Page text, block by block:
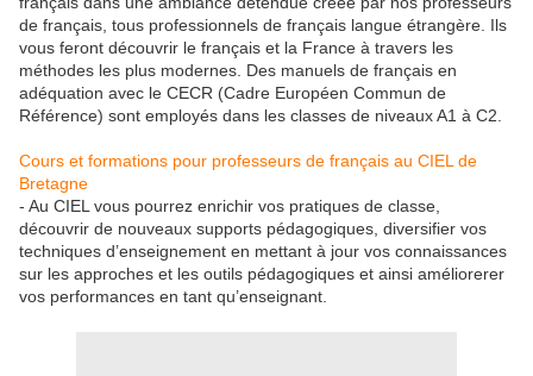
de français, tous professionnels de français langue étrangère. Ils
vous feront découvrir le français et la France à travers les
méthodes les plus modernes. Des manuels de français en
adéquation avec le CECR (Cadre Européen Commun de
Référence) sont employés dans les classes de niveaux A1 à C2.
Cours et formations pour professeurs de français au CIEL de
Bretagne
- Au CIEL vous pourrez enrichir vos pratiques de classe,
découvrir de nouveaux supports pédagogiques, diversifier vos
techniques d’enseignement en mettant à jour vos connaissances
sur les approches et les outils pédagogiques et ainsi améliorerer
vos performances en tant qu’enseignant.